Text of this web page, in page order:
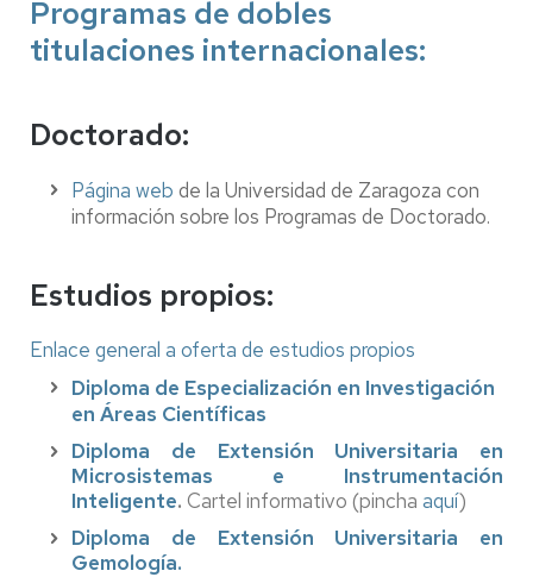
Programas de dobles
titulaciones internacionales:
Doctorado:
Página web de la Universidad de Zaragoza con
información sobre los Programas de Doctorado.
Estudios propios:
Enlace general a oferta de estudios propios
Diploma de Especialización en Investigación
en Áreas Científicas
Diploma de Extensión Universitaria en
Microsistemas e Instrumentación
Inteligente. Cartel informativo (pincha aquí)
Diploma de Extensión Universitaria en
Gemología.